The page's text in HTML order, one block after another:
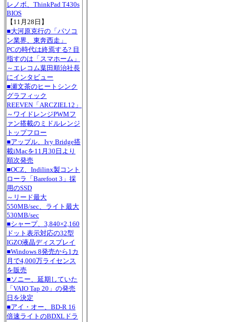
レノボ、ThinkPad T430s
BIOS
【11月28日】
■大河原克行の「パソコ
ン業界、東奔西走」
PCの時代は終焉する? 目
指すのは「スマホーム」
～エレコム葉田順治社長
にインタビュー
■瀬文茶のヒートシンク
グラフィック
REEVEN「ARCZIEL12」
～ワイドレンジPWMフ
ァン搭載のミドルレンジ
トップフロー
■アップル、Ivy Bridge搭
載iMacを11月30日より
順次発売
■OCZ、Indilinx製コント
ローラ「Barefoot 3」採
用のSSD
～リード最大
550MB/sec、ライト最大
530MB/sec
■シャープ、3,840×2,160
ドット表示対応の32型
IGZO液晶ディスプレイ
■Windows 8発売から1カ
月で4,000万ライセンス
を販売
■ソニー、延期していた
「VAIO Tap 20」の発売
日を決定
■アイ・オー、BD-R 16
倍速ライトのBDXLドラ